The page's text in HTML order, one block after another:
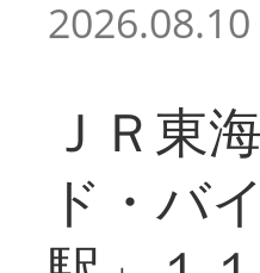
2026.08.10
ＪＲ東
ド・バ